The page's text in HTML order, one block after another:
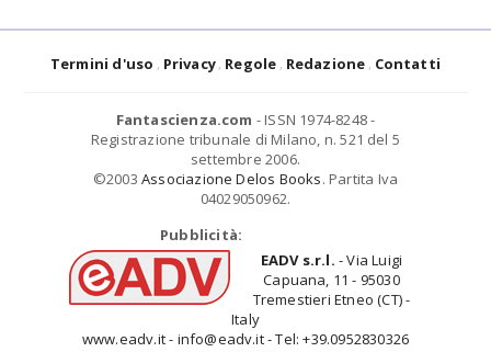
Termini d'uso Privacy Regole Redazione Contatti
Fantascienza.com - ISSN 1974-8248 -
Registrazione tribunale di Milano, n. 521 del 5
settembre 2006.
©2003 Associazione Delos Books. Partita Iva
04029050962.
Pubblicità:
EADV s.r.l. - Via Luigi
Capuana, 11 - 95030
Tremestieri Etneo (CT) -
Italy
www.eadv.it - info@eadv.it - Tel: +39.0952830326